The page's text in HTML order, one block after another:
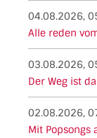
04.08.2026,
Alle reden
03.08.2026,
Der Weg ist
02.08.2026,
Mit Popsongs